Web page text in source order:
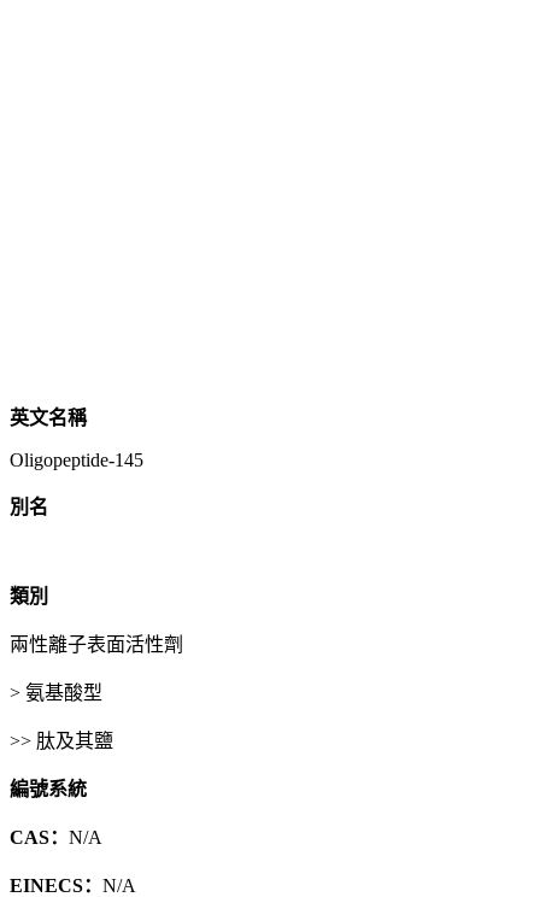
英文名稱
Oligopeptide-145
別名
類別
兩性離子表面活性劑
> 氨基酸型
>> 肽及其鹽
編號系統
CAS： N/A
EINECS： N/A